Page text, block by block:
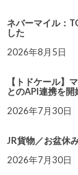
ネバーマイル：
した
2026年8月5日
【トドケール】
とのAPI連携を開
2026年7月30日
JR貨物／お盆休
2026年7月30日